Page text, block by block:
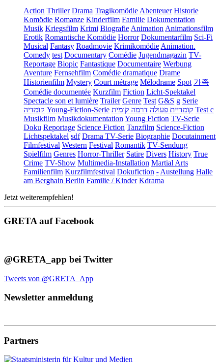
Action Thriller Drama Tragikomödie Abenteuer Historie
Komödie Romanze Kinderfilm Familie Dokumentation
Musik Kriegsfilm Krimi Biografie Animation Animationsfilm
Erotik Romantische Komödie Horror Dokumentarfilm Sci-Fi
Musical Fantasy Roadmovie Krimikomödie Animation.
Comedy test Documentary Comédie Jugendmagazin TV-
Reportage Biopic Fantastique Documentaire Werbung
Aventure Fernsehfilm Comédie dramatique Drame
Historienfilm Mystery Court métrage Mélodrame Spot 가족
Comédie documentée Kurzfilm Fiction Licht-Spektakel
Spectacle son et lumière Trailer Genre Test G&S g Serie
קומדיה Young-Fiction-Serie קומדיית פעולה דרמה קומית
Test c
Musikfilm Musikdokumentation Young Fiction TV-Serie
Doku Reportage Science Fiction Tanzfilm Science-Fiction
Lichtspektakel sdf Drama TV-Serie Biographie Docutainment
Filmfestival Western Festival Romantik TV-Sendung
Spielfilm Genres Horror-Thriller Satire Divers History True
Crime TV-Show Multimedia-Installation Martial Arts
Familienfilm Kurzfilmfestival Dokufiction - Austellung Halle
am Berghain Berlin Familie / Kinder Kdrama
Jetzt weiterempfehlen!
GRETA auf Facebook
@GRETA_app bei Twitter
Tweets von @GRETA_App
Newsletter anmeldung
Partners